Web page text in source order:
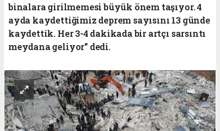
binalara girilmemesi büyük önem taşıyor. 4
ayda kaydettiğimiz deprem sayısını 13 günde
kaydettik. Her 3-4 dakikada bir artçı sarsıntı
meydana geliyor" dedi.